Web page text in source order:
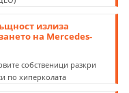
излиза
на Mercedes-
собственици разкри
по хиперколата